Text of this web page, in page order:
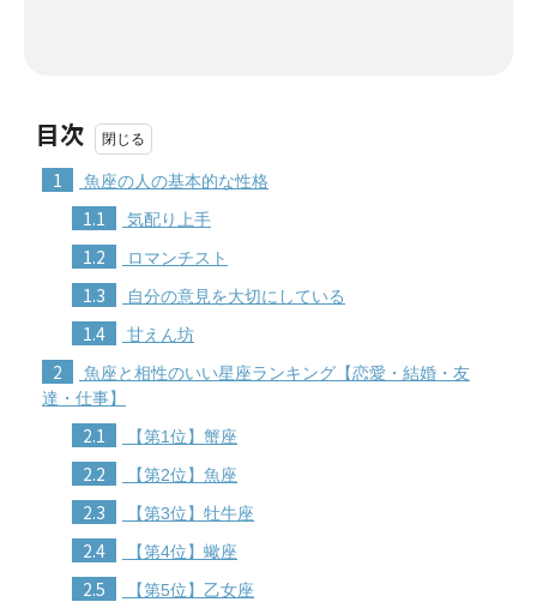
目次
1 魚座の人の基本的な性格
1.1 気配り上手
1.2 ロマンチスト
1.3 自分の意見を大切にしている
1.4 甘えん坊
2
魚座と相性のいい星座ランキング【恋愛・結婚・友
達・仕事】
2.1 【第1位】蟹座
2.2 【第2位】魚座
2.3 【第3位】牡牛座
2.4 【第4位】蠍座
2.5 【第5位】乙女座